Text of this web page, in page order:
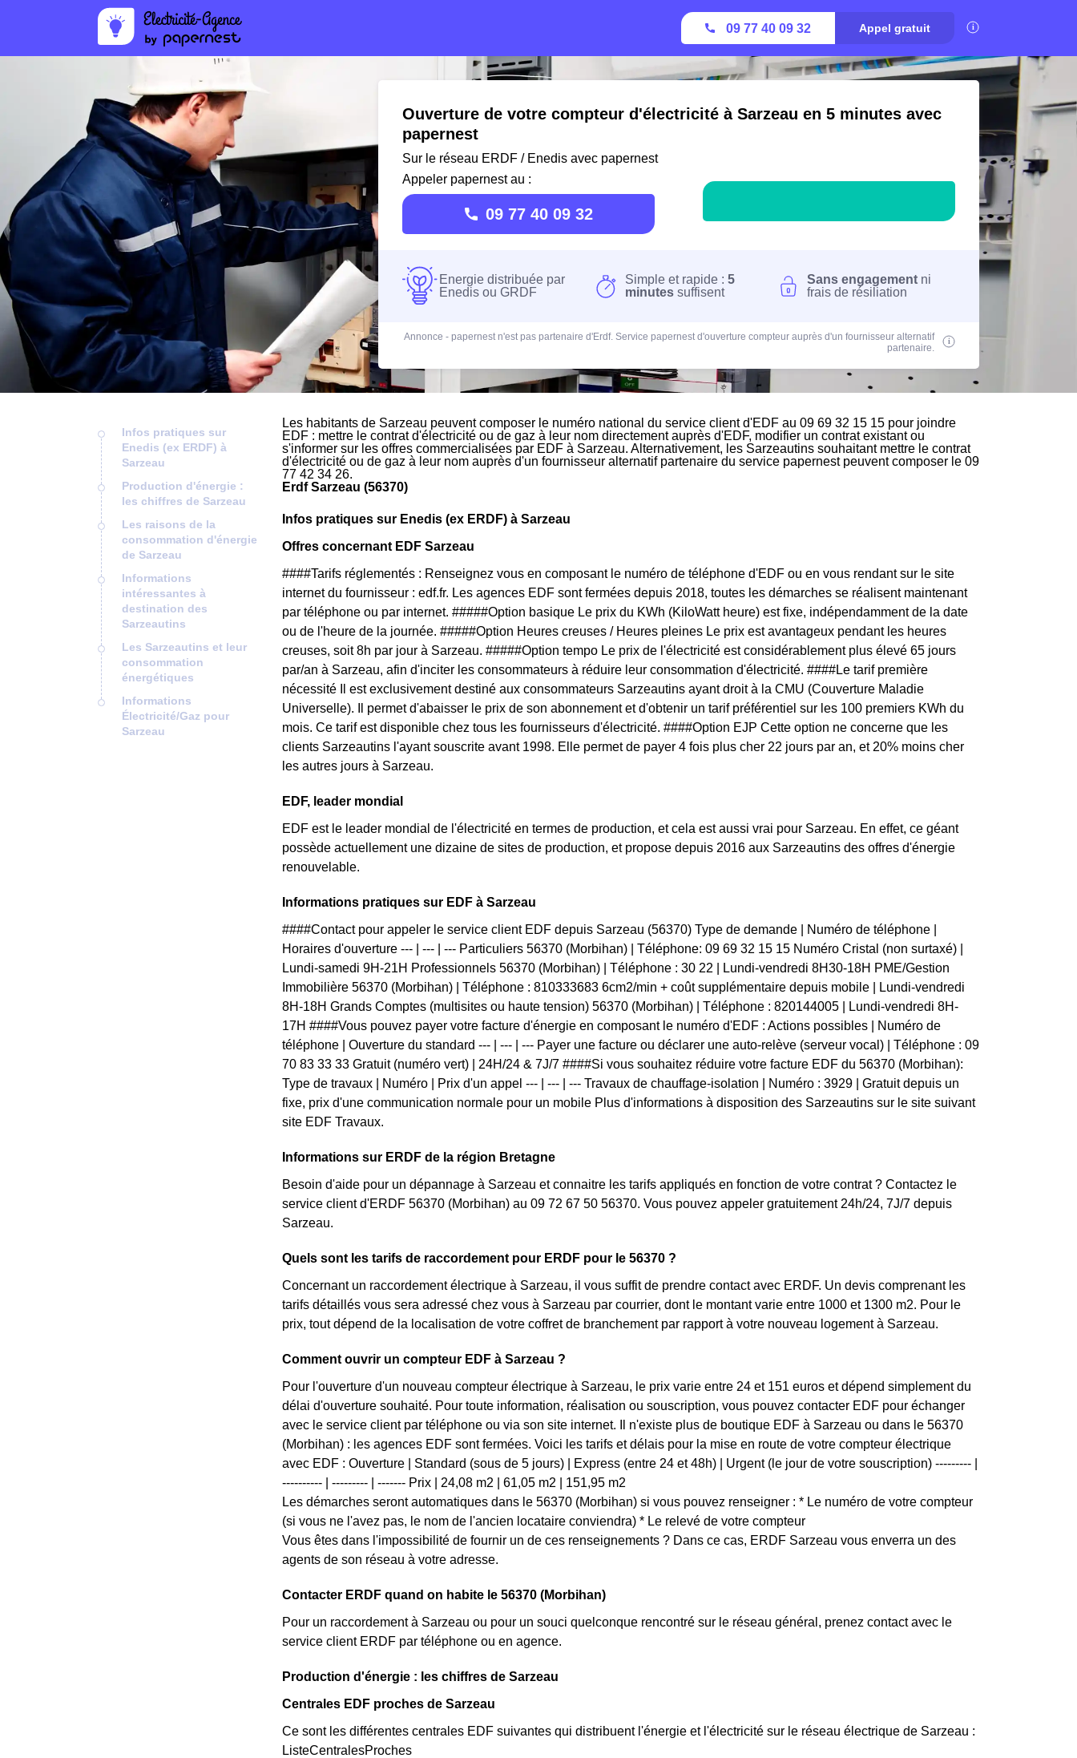
09 77 40 09 32 Appel gratuit
Ouverture de votre compteur d'électricité à Sarzeau en 5 minutes avec
papernest
Sur le réseau ERDF / Enedis avec papernest
Appeler papernest au :
09 77 40 09 32
Energie distribuée par
Enedis ou GRDF
Simple et rapide :5
minutes suffisent
Sans engagement ni
frais de résiliation
Annonce - papernest n'est pas partenaire d'Erdf. Service papernest d'ouverture compteur auprès d'un fournisseur alternatif
partenaire.
Infos pratiques sur
Enedis (ex ERDF) à
Sarzeau
Production d'énergie :
les chiffres de Sarzeau
Les raisons de la
consommation d'énergie
de Sarzeau
Informations
intéressantes à
destination des
Sarzeautins
Les Sarzeautins et leur
consommation
énergétiques
Informations
Électricité/Gaz pour
Sarzeau
Les habitants de Sarzeau peuvent composer le numéro national du service client d'EDF au 09 69 32 15 15 pour joindre
EDF : mettre le contrat d'électricité ou de gaz à leur nom directement auprès d'EDF, modifier un contrat existant ou
s'informer sur les offres commercialisées par EDF à Sarzeau. Alternativement, les Sarzeautins souhaitant mettre le contrat
d'électricité ou de gaz à leur nom auprès d'un fournisseur alternatif partenaire du service papernest peuvent composer le 09
77 42 34 26.
Erdf Sarzeau (56370)
Infos pratiques sur Enedis (ex ERDF) à Sarzeau
Offres concernant EDF Sarzeau
####Tarifs réglementés : Renseignez vous en composant le numéro de téléphone d'EDF ou en vous rendant sur le site
internet du fournisseur : edf.fr. Les agences EDF sont fermées depuis 2018, toutes les démarches se réalisent maintenant
par téléphone ou par internet. #####Option basique Le prix du KWh (KiloWatt heure) est fixe, indépendamment de la date
ou de l'heure de la journée. #####Option Heures creuses / Heures pleines Le prix est avantageux pendant les heures
creuses, soit 8h par jour à Sarzeau. #####Option tempo Le prix de l'électricité est considérablement plus élevé 65 jours
par/an à Sarzeau, afin d'inciter les consommateurs à réduire leur consommation d'électricité. ####Le tarif première
nécessité Il est exclusivement destiné aux consommateurs Sarzeautins ayant droit à la CMU (Couverture Maladie
Universelle). Il permet d'abaisser le prix de son abonnement et d'obtenir un tarif préférentiel sur les 100 premiers KWh du
mois. Ce tarif est disponible chez tous les fournisseurs d'électricité. ####Option EJP Cette option ne concerne que les
clients Sarzeautins l'ayant souscrite avant 1998. Elle permet de payer 4 fois plus cher 22 jours par an, et 20% moins cher
les autres jours à Sarzeau.
EDF, leader mondial
EDF est le leader mondial de l'électricité en termes de production, et cela est aussi vrai pour Sarzeau. En effet, ce géant
possède actuellement une dizaine de sites de production, et propose depuis 2016 aux Sarzeautins des offres d'énergie
renouvelable.
Informations pratiques sur EDF à Sarzeau
####Contact pour appeler le service client EDF depuis Sarzeau (56370) Type de demande | Numéro de téléphone |
Horaires d'ouverture --- | --- | --- Particuliers 56370 (Morbihan) | Téléphone: 09 69 32 15 15 Numéro Cristal (non surtaxé) |
Lundi-samedi 9H-21H Professionnels 56370 (Morbihan) | Téléphone : 30 22 | Lundi-vendredi 8H30-18H PME/Gestion
Immobilière 56370 (Morbihan) | Téléphone : 810333683 6cm2/min + coût supplémentaire depuis mobile | Lundi-vendredi
8H-18H Grands Comptes (multisites ou haute tension) 56370 (Morbihan) | Téléphone : 820144005 | Lundi-vendredi 8H-
17H ####Vous pouvez payer votre facture d'énergie en composant le numéro d'EDF : Actions possibles | Numéro de
téléphone | Ouverture du standard --- | --- | --- Payer une facture ou déclarer une auto-relève (serveur vocal) | Téléphone : 09
70 83 33 33 Gratuit (numéro vert) | 24H/24 & 7J/7 ####Si vous souhaitez réduire votre facture EDF du 56370 (Morbihan):
Type de travaux | Numéro | Prix d'un appel --- | --- | --- Travaux de chauffage-isolation | Numéro : 3929 | Gratuit depuis un
fixe, prix d'une communication normale pour un mobile Plus d'informations à disposition des Sarzeautins sur le site suivant
site EDF Travaux.
Informations sur ERDF de la région Bretagne
Besoin d'aide pour un dépannage à Sarzeau et connaitre les tarifs appliqués en fonction de votre contrat ? Contactez le
service client d'ERDF 56370 (Morbihan) au 09 72 67 50 56370. Vous pouvez appeler gratuitement 24h/24, 7J/7 depuis
Sarzeau.
Quels sont les tarifs de raccordement pour ERDF pour le 56370 ?
Concernant un raccordement électrique à Sarzeau, il vous suffit de prendre contact avec ERDF. Un devis comprenant les
tarifs détaillés vous sera adressé chez vous à Sarzeau par courrier, dont le montant varie entre 1000 et 1300 m2. Pour le
prix, tout dépend de la localisation de votre coffret de branchement par rapport à votre nouveau logement à Sarzeau.
Comment ouvrir un compteur EDF à Sarzeau ?
Pour l'ouverture d'un nouveau compteur électrique à Sarzeau, le prix varie entre 24 et 151 euros et dépend simplement du
délai d'ouverture souhaité. Pour toute information, réalisation ou souscription, vous pouvez contacter EDF pour échanger
avec le service client par téléphone ou via son site internet. Il n'existe plus de boutique EDF à Sarzeau ou dans le 56370
(Morbihan) : les agences EDF sont fermées. Voici les tarifs et délais pour la mise en route de votre compteur électrique
avec EDF : Ouverture | Standard (sous de 5 jours) | Express (entre 24 et 48h) | Urgent (le jour de votre souscription) --------- |
---------- | --------- | ------- Prix | 24,08 m2 | 61,05 m2 | 151,95 m2
Les démarches seront automatiques dans le 56370 (Morbihan) si vous pouvez renseigner : * Le numéro de votre compteur
(si vous ne l'avez pas, le nom de l'ancien locataire conviendra) * Le relevé de votre compteur
Vous êtes dans l'impossibilité de fournir un de ces renseignements ? Dans ce cas, ERDF Sarzeau vous enverra un des
agents de son réseau à votre adresse.
Contacter ERDF quand on habite le 56370 (Morbihan)
Pour un raccordement à Sarzeau ou pour un souci quelconque rencontré sur le réseau général, prenez contact avec le
service client ERDF par téléphone ou en agence.
Production d'énergie : les chiffres de Sarzeau
Centrales EDF proches de Sarzeau
Ce sont les différentes centrales EDF suivantes qui distribuent l'énergie et l'électricité sur le réseau électrique de Sarzeau :
ListeCentralesProches